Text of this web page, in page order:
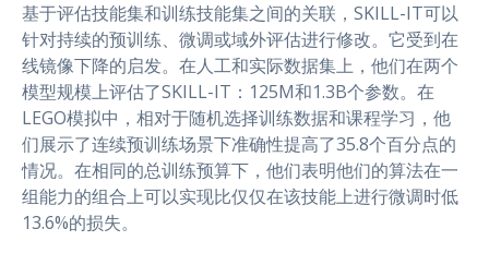
基于评估技能集和训练技能集之间的关联，SKILL-IT可以
针对持续的预训练、微调或域外评估进行修改。它受到在
线镜像下降的启发。在人工和实际数据集上，他们在两个
模型规模上评估了SKILL-IT：125M和1.3B个参数。在
LEGO模拟中，相对于随机选择训练数据和课程学习，他
们展示了连续预训练场景下准确性提高了35.8个百分点的
情况。在相同的总训练预算下，他们表明他们的算法在一
组能力的组合上可以实现比仅仅在该技能上进行微调时低
13.6%的损失。